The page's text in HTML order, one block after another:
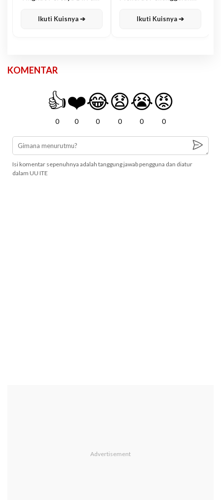
Ikuti Kuisnya ➔ Ikuti Kuisnya ➔
KOMENTAR
👍
0
❤️
0
😂
0
😧
0
😭
0
😡
0
Isi komentar sepenuhnya adalah tanggung jawab pengguna dan diatur
dalam UU ITE